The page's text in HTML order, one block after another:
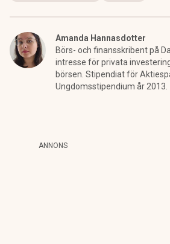
Amanda Hannasdotter
Börs- och finansskribent på
intresse för privata
börsen. Stipendiat för
Ungdomsstipendium år 2013.
ANNONS